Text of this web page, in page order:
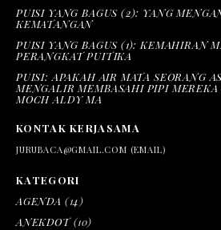
PUISI YANG BAGUS (2): YANG
KEMATANGAN
PUISI YANG BAGUS (1): KEMAHIRAN
PERANGKAT PUITIKA
PUISI: APAKAH AIR MATA SEORANG
MENGALIR MEMBASAHI PIPI
MOCH ALDY MA
KONTAK KERJASAMA
JURUBACA@GMAIL.COM (EMAIL)
KATEGORI
AGENDA (14)
ANEKDOT(10)